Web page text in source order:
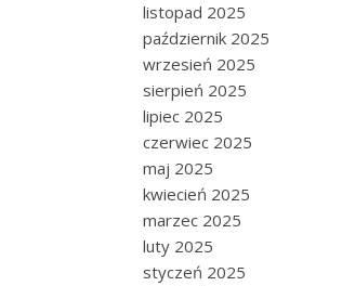
listopad 2025
październik 2025
wrzesień 2025
sierpień 2025
lipiec 2025
czerwiec 2025
maj 2025
kwiecień 2025
marzec 2025
luty 2025
styczeń 2025